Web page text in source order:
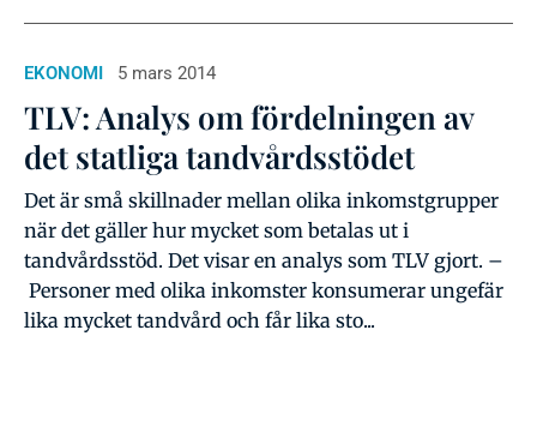
EKONOMI 5 mars 2014
TLV: Analys om fördelningen av
det statliga tandvårdsstödet
Det är små skillnader mellan olika inkomstgrupper
när det gäller hur mycket som betalas ut i
tandvårdsstöd. Det visar en analys som TLV gjort. –
Personer med olika inkomster konsumerar ungefär
lika mycket tandvård och får lika sto...